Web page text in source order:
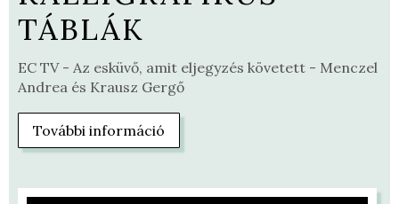
TÁBLÁK
Tótka Sándor olimpiai bajnok és Tótka-Kovács
megálmodott természetközeli, rusztikus
További információ